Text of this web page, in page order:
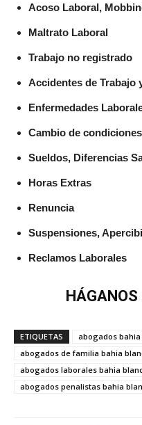
Acoso Laboral,
Maltrato Laboral
Trabajo no registrado
Accidentes de Trabajo
Enfermedades
Cambio de
Sueldos, Diferencias
Horas Extras
Renuncia
Suspensiones,
Reclamos Laborales
HÁGANOS
ETIQUETAS
abogados bahia
abogados de familia bahia
abogados laborales bahia
abogados penalistas bahia